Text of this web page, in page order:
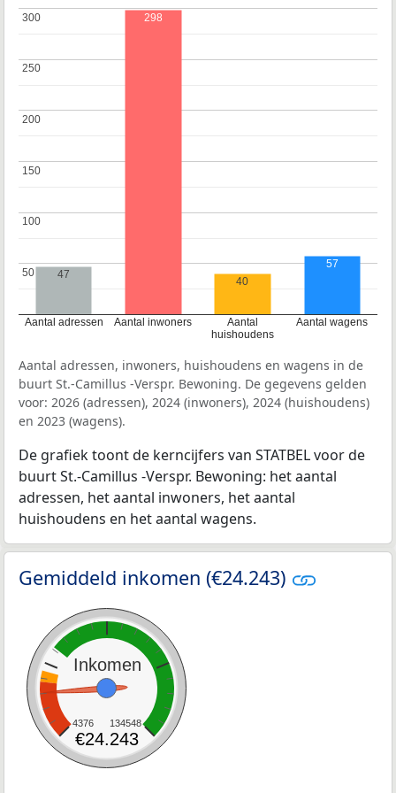
Aantal adressen Aantal inwoners
Aantal
huishoudens
Aantal wagens
50
50
100
100
150
150
200
200
250
250
300
300
47
298
40
57
Aantal adressen, inwoners, huishoudens en wagens in de
buurt St.-Camillus -Verspr. Bewoning. De gegevens gelden
voor: 2026 (adressen), 2024 (inwoners), 2024 (huishoudens)
en 2023 (wagens).
De grafiek toont de kerncijfers van STATBEL voor de
buurt St.-Camillus -Verspr. Bewoning: het aantal
adressen, het aantal inwoners, het aantal
huishoudens en het aantal wagens.
Gemiddeld inkomen (€24.243)
Inkomen
4376 134548
€24.243